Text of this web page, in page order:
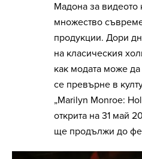
Мадона за видеото
множество
продукции. Дори
на класическия
как модата може
се превърне в
„Marilyn Monroe:
открита на 31 май
ще продължи до